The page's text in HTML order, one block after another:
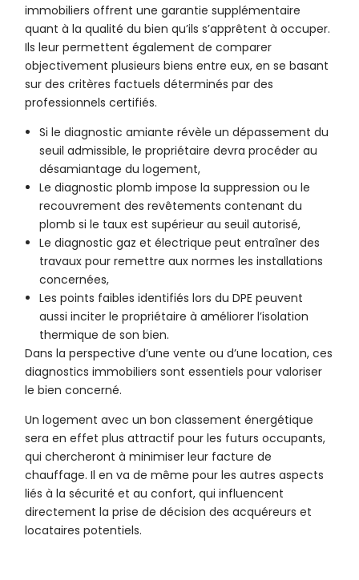
immobiliers offrent une garantie supplémentaire
quant à la qualité du bien qu’ils s’apprêtent à occuper.
Ils leur permettent également de comparer
objectivement plusieurs biens entre eux, en se basant
sur des critères factuels déterminés par des
professionnels certifiés.
Si le diagnostic amiante révèle un dépassement du
seuil admissible, le propriétaire devra procéder au
désamiantage du logement,
Le diagnostic plomb impose la suppression ou le
recouvrement des revêtements contenant du
plomb si le taux est supérieur au seuil autorisé,
Le diagnostic gaz et électrique peut entraîner des
travaux pour remettre aux normes les installations
concernées,
Les points faibles identifiés lors du DPE peuvent
aussi inciter le propriétaire à améliorer l’isolation
thermique de son bien.
Dans la perspective d’une vente ou d’une location, ces
diagnostics immobiliers sont essentiels pour valoriser
le bien concerné.
Un logement avec un bon classement énergétique
sera en effet plus attractif pour les futurs occupants,
qui chercheront à minimiser leur facture de
chauffage. Il en va de même pour les autres aspects
liés à la sécurité et au confort, qui influencent
directement la prise de décision des acquéreurs et
locataires potentiels.